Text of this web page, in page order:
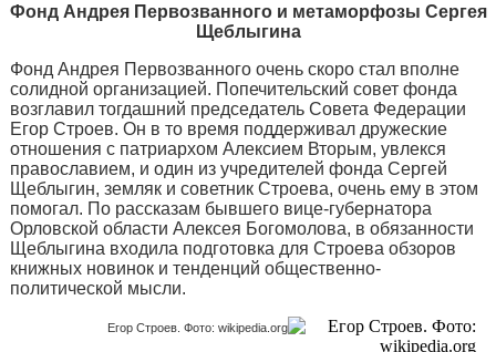
Фонд Андрея Первозванного и метаморфозы Сергея
Щеблыгина
Фонд Андрея Первозванного очень скоро стал вполне
солидной организацией. Попечительский совет фонда
возглавил тогдашний председатель Совета Федерации
Егор Строев. Он в то время поддерживал дружеские
отношения с патриархом Алексием Вторым, увлекся
православием, и один из учредителей фонда Сергей
Щеблыгин, земляк и советник Строева, очень ему в этом
помогал. По рассказам бывшего вице-губернатора
Орловской области Алексея Богомолова, в обязанности
Щеблыгина входила подготовка для Строева обзоров
книжных новинок и тенденций общественно-
политической мысли.
Егор Строев. Фото: wikipedia.org